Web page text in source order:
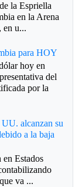
la Espriella
en la Arena
en u...
para HOY
hoy en
del
por la
alcanzan su
a la baja
en Estados
va ...